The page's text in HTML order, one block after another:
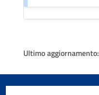
Ultimo aggiornamento: